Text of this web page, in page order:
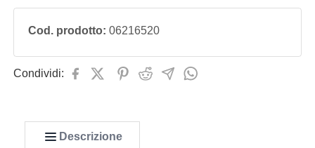
chitarra con uno strumento affidabile e performante.
Cod. prodotto: 06216520
Condividi:
Descrizione